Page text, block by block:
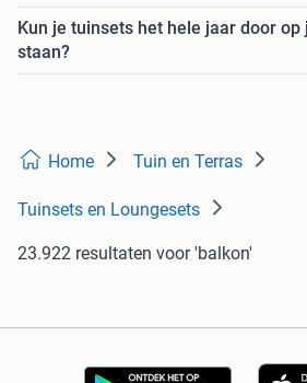
Kun je tuinsets het hele jaar door op
staan?
Home Tuin en Terras
Tuinsets en Loungesets
23.922 resultaten voor 'balkon'